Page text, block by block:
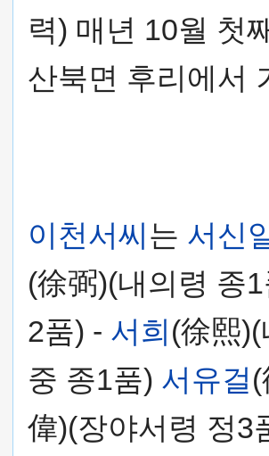
력) 매년 10월 첫
산북면 후리에서
이천서씨 는 서신
(徐弼)(내의령 종
2품) - 서희 (徐熙
중 종1품) 서유걸
偉)(장야서령 정3